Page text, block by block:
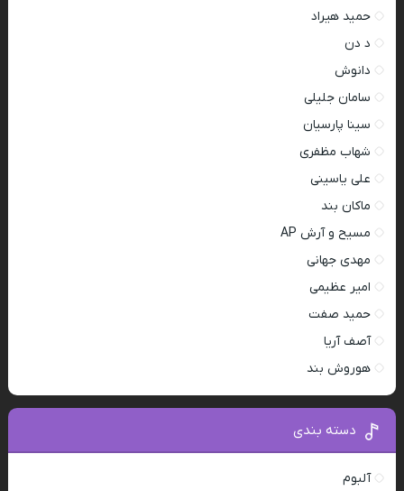
حمید هیراد
د دن
دانوش
سامان جلیلی
سینا پارسیان
شهاب مظفری
علی یاسینی
ماکان بند
مسیح و آرش AP
مهدی جهانی
امیر عظیمی
حمید صفت
آصف آریا
هوروش بند
دسته بندی
آلبوم